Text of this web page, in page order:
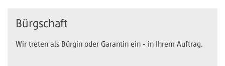
Bürgschaft
Wir treten als Bürgin oder Garantin ein - in Ihrem Auftrag.